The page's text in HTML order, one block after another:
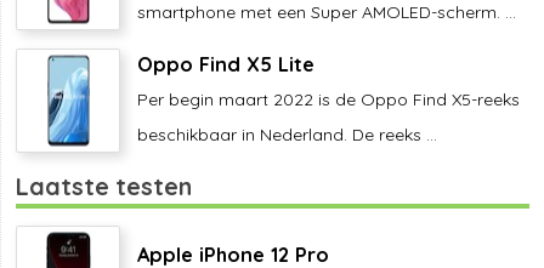
smartphone met een Super AMOLED-scherm. ...
Oppo Find X5 Lite
Per begin maart 2022 is de Oppo Find X5-reeks
beschikbaar in Nederland. De reeks ...
Laatste testen
Apple iPhone 12 Pro